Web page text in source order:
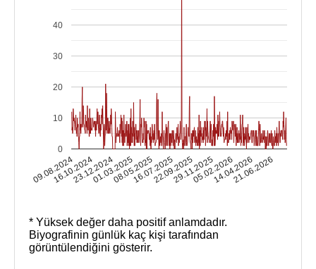
09.08.2024
16.10.202423.12.202401.03.202508.05.202516.07.202522.09.202529.11.202505.02.202614.04.2026
21.06.2026
0
10
20
30
40
* Yüksek değer daha positif anlamdadır.
Biyografinin günlük kaç kişi tarafından
görüntülendiğini gösterir.